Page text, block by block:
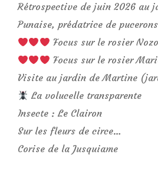
Rétrospective de juin 2026 au
Punaise, prédatrice de
Focus sur le rosier
Focus sur le rosier
Visite au jardin de Martine
La volucelle transparente
Insecte : Le Clairon
Sur les fleurs de circe…
Corise de la Jusquiame